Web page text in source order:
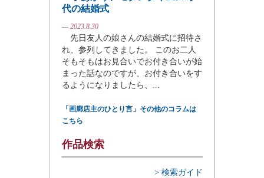
代の結婚式
— 2023.8.30
先日友人の娘さんの結婚式に招待さ
れ、参列してきました。 このお二人
そもそもはお見合いでお付き合いが始
まった話なのですが、お付き合いをす
るようになりましたら、...
「画廊店主のひとり言」その他のコラムは
こちら
作品検索
> 検索ガイド